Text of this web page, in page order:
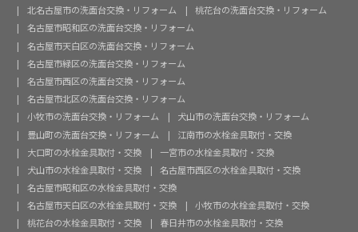
北名古屋市の洗面台交換・リフォーム
桃花台の洗面台交換・リフォーム
名古屋市昭和区の洗面台交換・リフォーム
名古屋市天白区の洗面台交換・リフォーム
名古屋市緑区の洗面台交換・リフォーム
名古屋市西区の洗面台交換・リフォーム
名古屋市北区の洗面台交換・リフォーム
小牧市の洗面台交換・リフォーム
犬山市の洗面台交換・リフォーム
豊山町の洗面台交換・リフォーム
江南市の水栓金具取付・交換
大口町の水栓金具取付・交換
一宮市の水栓金具取付・交換
犬山市の水栓金具取付・交換
名古屋市西区の水栓金具取付・交換
名古屋市昭和区の水栓金具取付・交換
名古屋市天白区の水栓金具取付・交換
小牧市の水栓金具取付・交換
桃花台の水栓金具取付・交換
春日井市の水栓金具取付・交換